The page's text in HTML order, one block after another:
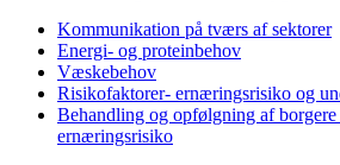
Kommunikation på tværs af sektorer
Energi- og proteinbehov
Væskebehov
Risikofaktorer- ernæringsrisiko og
Behandling og opfølgning af borgere
ernæringsrisiko